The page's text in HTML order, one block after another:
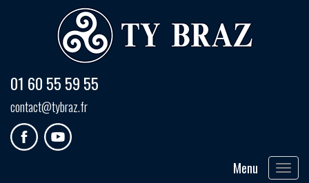
01 60 55 59 55
contact@tybraz.fr
Toggle
Menu